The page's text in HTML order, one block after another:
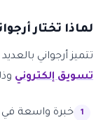
لماذا تختار
تتميز أرجواني
تسويق إلكتروني
خبرة واسعة في